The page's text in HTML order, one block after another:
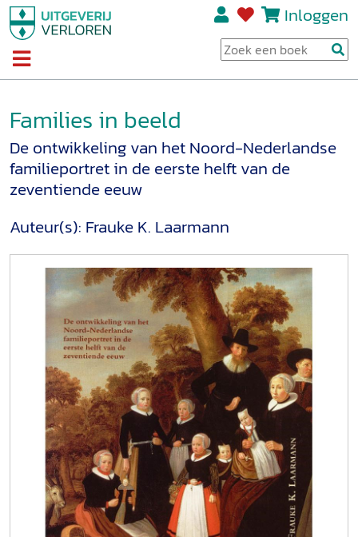
Inloggen
Families in beeld
De ontwikkeling van het Noord-Nederlandse
familieportret in de eerste helft van de
zeventiende eeuw
Auteur(s): Frauke K. Laarmann